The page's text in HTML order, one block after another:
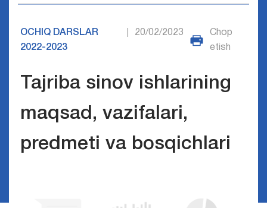
OCHIQ DARSLAR
2022-2023
20/02/2023
Chop
etish
Tajriba sinov ishlarining
maqsad, vazifalari,
predmeti va bosqichlari